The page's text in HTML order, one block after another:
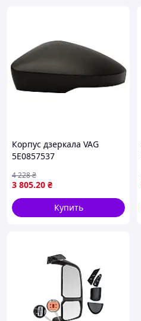
Корпус дзеркала VAG
5E0857537
3 805.20 ₴
4 228₴
Купить